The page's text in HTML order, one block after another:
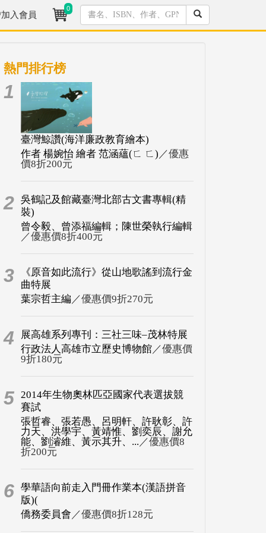
入會員
0
熱門排行榜
1
臺灣鯨讚(海洋廉政教育繪本)
作者 楊婉怡 繪者 范涵蘊(ㄈ ㄈ) ／優惠
價8折200元
2 吳鶴記及館藏臺灣北部古文書專輯(精
裝)
曾令毅、曾添福編輯；陳世榮執行編輯
／優惠價8折400元
3
《原音如此流行》從山地歌謠到流行金
曲特展
葉宗哲主編 ／優惠價9折270元
4
展高雄系列專刊：三社三味–茂林特展
行政法人高雄市立歷史博物館／優惠價
9折180元
5 2014年生物奧林匹亞國家代表選拔競
賽試
張哲睿、張若愚、呂明軒、許耿彰、許
力天、洪學宇、黃靖惟、劉奕辰、謝允
能、劉濬維、黃示其升、... ／優惠價8
折200元
6 學華語向前走入門冊作業本(漢語拼音
版)(
僑務委員會 ／優惠價8折128元